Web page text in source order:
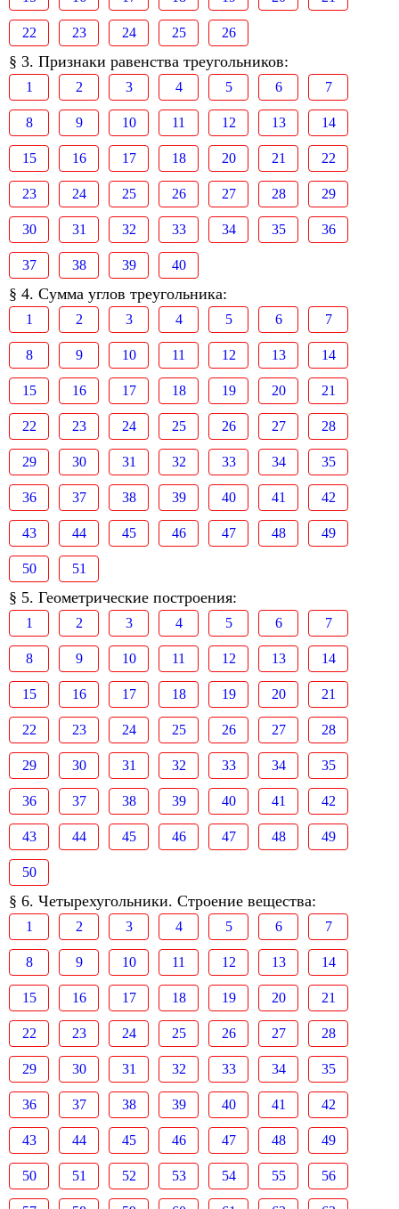
22 23 24 25 26
§ 3. Признаки равенства треугольников:
1 2 3 4 5 6 7
8 9 10 11 12 13 14
15 16 17 18 20 21 22
23 24 25 26 27 28 29
30 31 32 33 34 35 36
37 38 39 40
§ 4. Сумма углов треугольника:
1 2 3 4 5 6 7
8 9 10 11 12 13 14
15 16 17 18 19 20 21
22 23 24 25 26 27 28
29 30 31 32 33 34 35
36 37 38 39 40 41 42
43 44 45 46 47 48 49
50 51
§ 5. Геометрические построения:
1 2 3 4 5 6 7
8 9 10 11 12 13 14
15 16 17 18 19 20 21
22 23 24 25 26 27 28
29 30 31 32 33 34 35
36 37 38 39 40 41 42
43 44 45 46 47 48 49
50
§ 6. Четырехугольники. Строение вещества:
1 2 3 4 5 6 7
8 9 10 11 12 13 14
15 16 17 18 19 20 21
22 23 24 25 26 27 28
29 30 31 32 33 34 35
36 37 38 39 40 41 42
43 44 45 46 47 48 49
50 51 52 53 54 55 56